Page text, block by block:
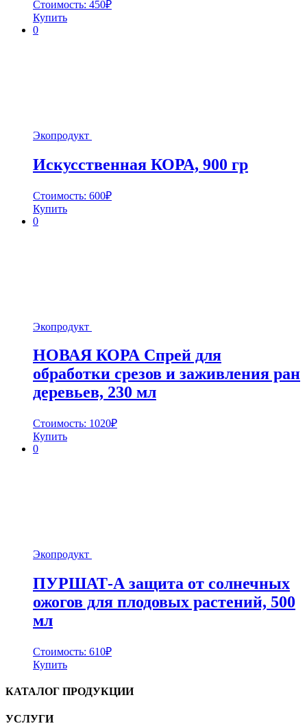
Стоимость: 450₽
Купить
0
Экопродукт
Искусственная КОРА, 900 гр
Стоимость: 600₽
Купить
0
Экопродукт
НОВАЯ КОРА Спрей для
обработки срезов и заживления ран
деревьев, 230 мл
Стоимость: 1020₽
Купить
0
Экопродукт
ПУРШАТ-А защита от солнечных
ожогов для плодовых растений, 500
мл
Стоимость: 610₽
Купить
КАТАЛОГ ПРОДУКЦИИ
УСЛУГИ